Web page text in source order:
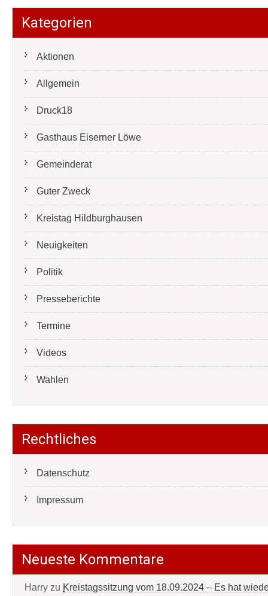
Kategorien
Aktionen
Allgemein
Druck18
Gasthaus Eiserner Löwe
Gemeinderat
Guter Zweck
Kreistag Hildburghausen
Neuigkeiten
Politik
Presseberichte
Termine
Videos
Wahlen
Rechtliches
Datenschutz
Impressum
Neueste Kommentare
Harry zu Kreistagssitzung vom 18.09.2024 – Es hat